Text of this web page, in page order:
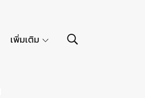
เพิ่มเติม